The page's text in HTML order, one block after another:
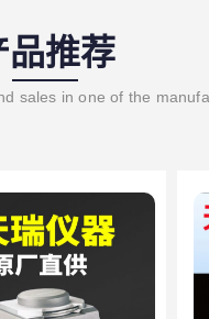
品推荐
sales in one of the